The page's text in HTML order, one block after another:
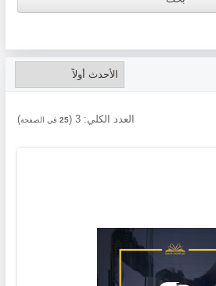
العدد الكلي:3
(
25 في الصفحة)